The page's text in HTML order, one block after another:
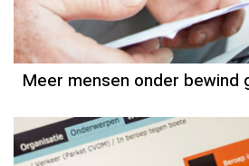
Meer mensen onder bewind